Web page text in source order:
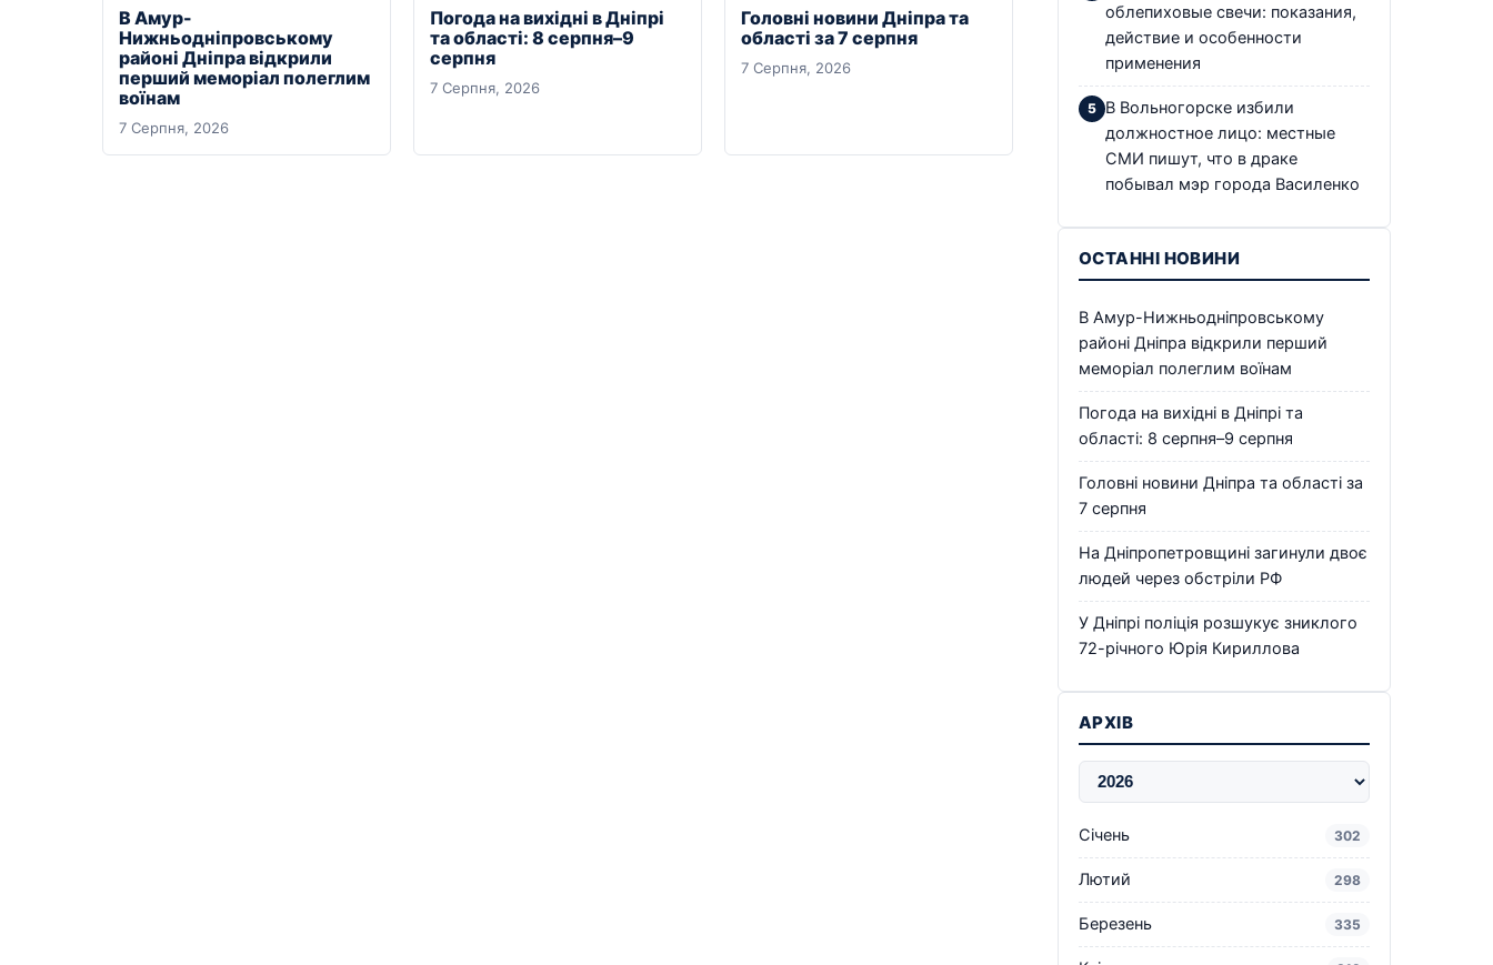
В Амур-
Нижньодніпровському
районі Дніпра відкрили
перший меморіал полеглим
воїнам
7 Серпня, 2026
Погода на вихідні в Дніпрі
та області: 8 серпня–9
серпня
7 Серпня, 2026
Головні новини Дніпра та
області за 7 серпня
7 Серпня, 2026
облепиховые свечи: показания,
действие и особенности
применения
В Вольногорске избили
должностное лицо: местные
СМИ пишут, что в драке
побывал мэр города Василенко
ОСТАННІ НОВИНИ
В Амур-Нижньодніпровському
районі Дніпра відкрили перший
меморіал полеглим воїнам
Погода на вихідні в Дніпрі та
області: 8 серпня–9 серпня
Головні новини Дніпра та області за
7 серпня
На Дніпропетровщині загинули двоє
людей через обстріли РФ
У Дніпрі поліція розшукує зниклого
72-річного Юрія Кириллова
АРХІВ
Січень 302
Лютий 298
Березень 335